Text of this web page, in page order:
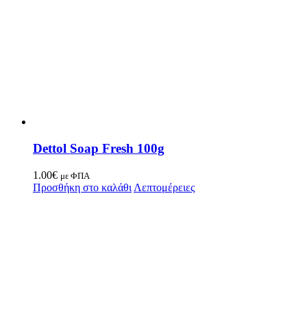
Dettol Soap Fresh 100g
1.00€ με ΦΠΑ
Προσθήκη στο καλάθι Λεπτομέρειες